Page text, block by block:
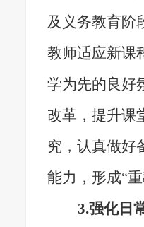
及义务教育阶
教师适应新课
学为先的良好
改革，提升课
究，认真做好
能力，形成“
3.强化日